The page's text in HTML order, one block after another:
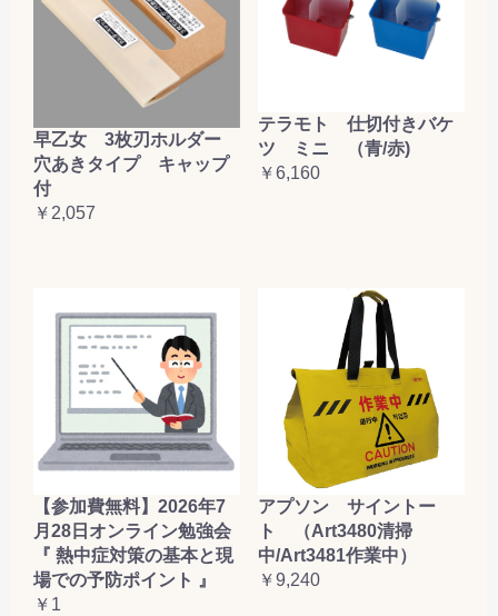
早乙女 3枚刃ホルダー
穴あきタイプ キャップ
付
￥2,057
テラモト 仕切付きバケ
ツ ミニ （青/赤)
￥6,160
【参加費無料】2026年7
月28日オンライン勉強会
『 熱中症対策の基本と現
場での予防ポイント 』
￥1
アプソン サイントー
ト （Art3480清掃
中/Art3481作業中）
￥9,240